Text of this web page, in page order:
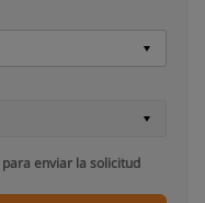
para enviar la solicitud